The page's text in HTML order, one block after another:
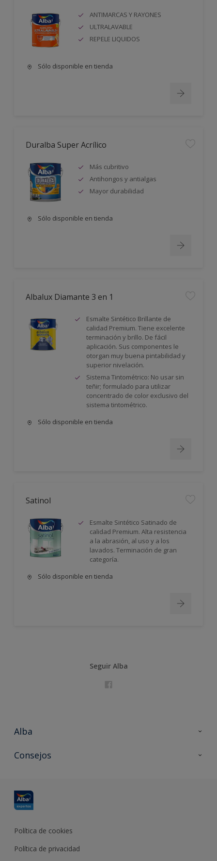
ANTIMARCAS Y RAYONES
ULTRALAVABLE
REPELE LIQUIDOS
Sólo disponible en tienda
Duralba Super Acrílico
Más cubritivo
Antihongos y antialgas
Mayor durabilidad
Sólo disponible en tienda
Albalux Diamante 3 en 1
Esmalte Sintético Brillante de
calidad Premium. Tiene excelente
terminación y brillo. De fácil
aplicación. Sus componentes le
otorgan muy buena pintabilidad y
superior nivelación.
Sistema Tintométrico: No usar sin
teñir; formulado para utilizar
concentrado de color exclusivo del
sistema tintométrico.
Sólo disponible en tienda
Satinol
Esmalte Sintético Satinado de
calidad Premium. Alta resistencia
a la abrasión, al uso y a los
lavados. Terminación de gran
categoría.
Sólo disponible en tienda
Seguir Alba
Alba
Contacta con nosotros
Consejos
Política de cookies
Política de privacidad